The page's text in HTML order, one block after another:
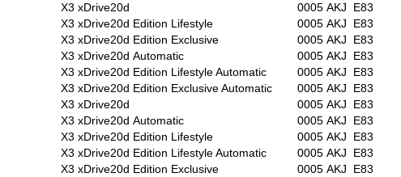
X3 xDrive20d
0005 AKJ E83
X3 xDrive20d Edition Lifestyle 0005 AKJ E83
X3 xDrive20d Edition Exclusive 0005 AKJ E83
X3 xDrive20d Automatic 0005 AKJ E83
X3 xDrive20d Edition Lifestyle Automatic 0005 AKJ E83
X3 xDrive20d Edition Exclusive Automatic 0005 AKJ E83
X3 xDrive20d
0005 AKJ E83
X3 xDrive20d Automatic 0005 AKJ E83
X3 xDrive20d Edition Lifestyle 0005 AKJ E83
X3 xDrive20d Edition Lifestyle Automatic 0005 AKJ E83
X3 xDrive20d Edition Exclusive 0005 AKJ E83